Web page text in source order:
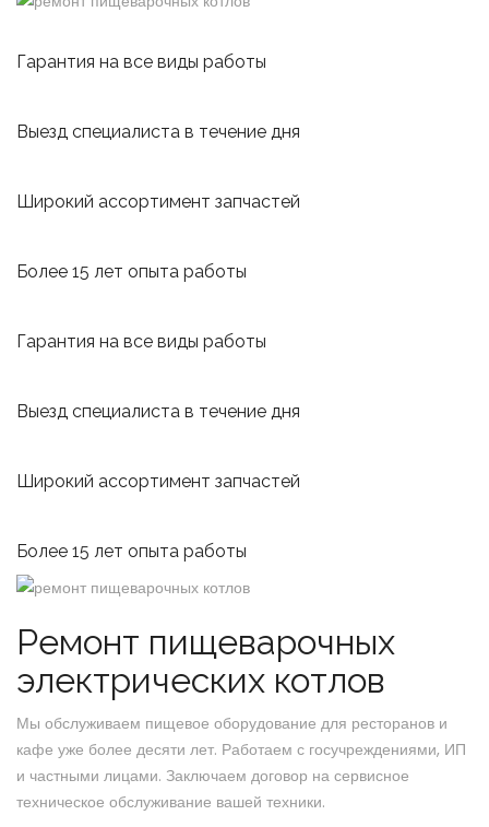
Гарантия на все виды работы
Выезд специалиста в течение дня
Широкий ассортимент запчастей
Более 15 лет опыта работы
Гарантия на все виды работы
Выезд специалиста в течение дня
Широкий ассортимент запчастей
Более 15 лет опыта работы
Ремонт пищеварочных
электрических котлов
Мы обслуживаем пищевое оборудование для ресторанов и
кафе уже более десяти лет. Работаем с госучреждениями, ИП
и частными лицами. Заключаем договор на сервисное
техническое обслуживание вашей техники.